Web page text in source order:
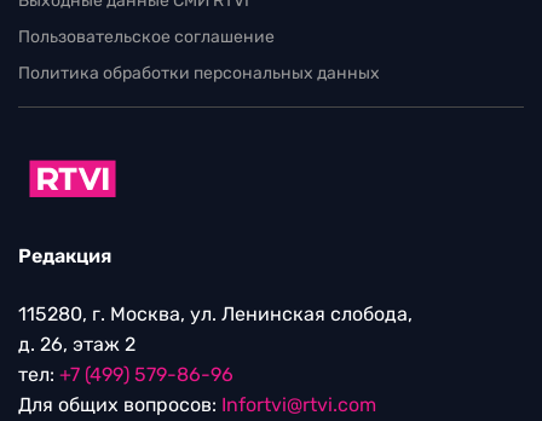
Пользовательское соглашение
Политика обработки персональных данных
Редакция
115280, г. Москва, ул. Ленинская слобода,
д. 26, этаж 2
тел: +7 (499) 579-86-96
Для общих вопросов: Infortvi@rtvi.com